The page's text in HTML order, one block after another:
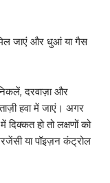
जाएं और धुआं या गैस
दरवाज़ा और
हवा में जाएं। अगर
हो तो लक्षणों को
या पॉइज़न कंट्रोल